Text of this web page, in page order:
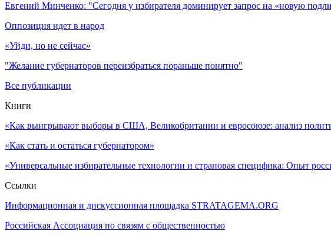
Евгений Минченко: "Сегодня у избирателя доминирует запрос на «новую
Оппозиция идет в народ
«Уйди, но не сейчас»
"Желание губернаторов переизбраться пораньше понятно"
Все публикации
Книги
«Как выигрывают выборы в США, Великобритании и евросоюзе: анализ
«Как стать и остаться губернатором»
«Универсальные избирательные технологии и страновая специфика: Опыт
Ссылки
Информационная и дискуссионная площадка STRATAGEMA.ORG
Российская Ассоциация по связям с общественностью